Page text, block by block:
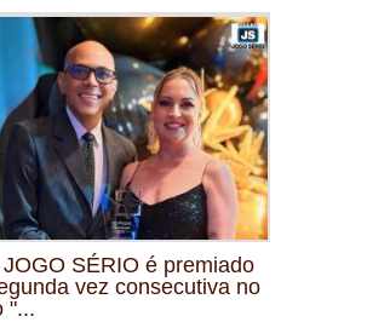
SÉRIO é premiado
vez consecutiva no
"...